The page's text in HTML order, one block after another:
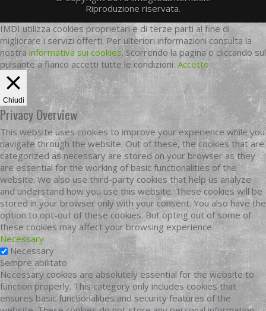
Riproduzione riservata.
IMDI utilizza cookies proprietari e di terze parti al fine di
migliorare i servizi offerti. Per ulteriori informazioni consulta la
nostra informativa sui cookies. Scorrendo la pagina o cliccando sul
pulsante a fianco accetti tutte le condizioni. Accetto
Chiudi
Privacy Overview
This website uses cookies to improve your experience while you
navigate through the website. Out of these, the cookies that are
categorized as necessary are stored on your browser as they
are essential for the working of basic functionalities of the
website. We also use third-party cookies that help us analyze
and understand how you use this website. These cookies will be
stored in your browser only with your consent. You also have the
option to opt-out of these cookies. But opting out of some of
these cookies may affect your browsing experience.
Necessary
Necessary
Sempre abilitato
Necessary cookies are absolutely essential for the website to
function properly. This category only includes cookies that
ensures basic functionalities and security features of the